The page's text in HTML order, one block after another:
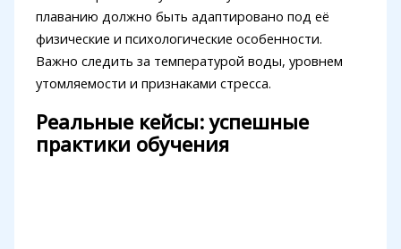
плаванию должно быть адаптировано под её
физические и психологические особенности.
Важно следить за температурой воды, уровнем
утомляемости и признаками стресса.
Реальные кейсы: успешные
практики обучения